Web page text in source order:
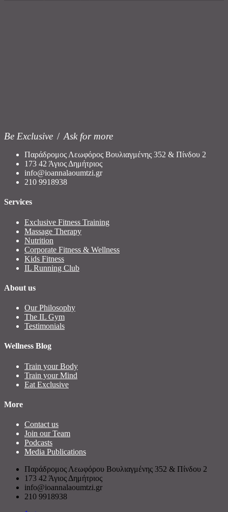
Be Exclusive / Ask for more
Παράδρομος Λεωφόρος Βουλιαγμένης 352 & Πίνδου 2
173 42 Άγιος Δημήτριος
info@ioannalaoumtzi.gr
210 9918938
Services
Exclusive Fitness Training
Massage Therapy
Nutrition
Corporate Fitness & Wellness
Kids Fitness
IL Running Club
About us
Our Philosophy
The IL Gym
Testimonials
Wellness Blog
Train your Body
Train your Mind
Eat Exclusive
More
Contact us
Join our Team
Podcasts
Media Publications
Παράδρομος Λεωφόρου Βουλιαγμένης 352 & Πίνδου 2
173 42 Άγιος Δημήτριος
info@ioannalaoumtzi.gr
210 9918938